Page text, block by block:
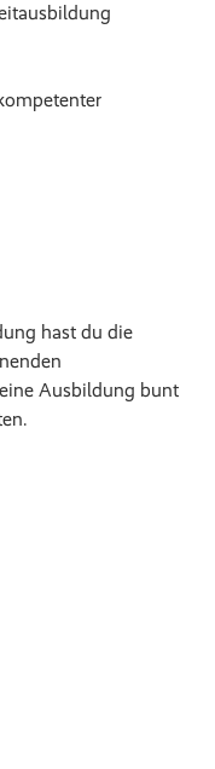
hast du die
Ausbildung bunt